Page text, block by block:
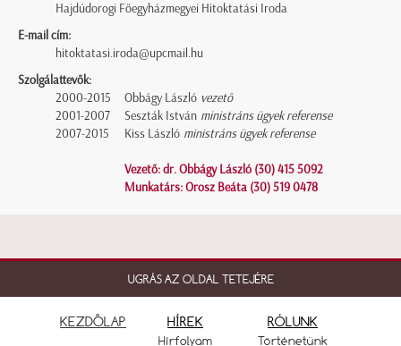
Hajdúdorogi Főegyházmegyei Hitoktatási Iroda
E-mail cím:
hitoktatasi.iroda@upcmail.hu
Szolgálattevők:
2000-2015
Obbágy László vezető
2001-2007
Seszták István ministráns ügyek referense
2007-2015
Kiss László ministráns ügyek referense
Vezető: dr. Obbágy László (30) 415 5092
Munkatárs: Orosz Beáta (30) 519 0478
UGRÁS AZ OLDAL TETEJÉRE
KEZDŐLAP HÍREK
Hírfolyam
RÓLUNK
Történetünk